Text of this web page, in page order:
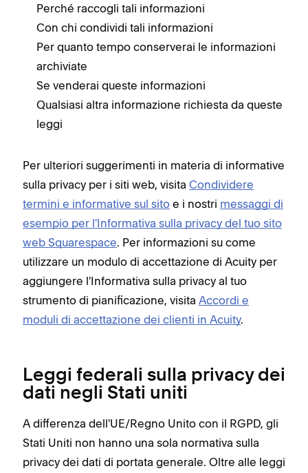
Perché raccogli tali informazioni
Con chi condividi tali informazioni
Per quanto tempo conserverai le informazioni
archiviate
Se venderai queste informazioni
Qualsiasi altra informazione richiesta da queste
leggi
Per ulteriori suggerimenti in materia di informative
sulla privacy per i siti web, visita Condividere
termini e informative sul sito e i nostri messaggi di
esempio per l'Informativa sulla privacy del tuo sito
web Squarespace. Per informazioni su come
utilizzare un modulo di accettazione di Acuity per
aggiungere l'Informativa sulla privacy al tuo
strumento di pianificazione, visita Accordi e
moduli di accettazione dei clienti in Acuity.
Leggi federali sulla privacy dei
dati negli Stati uniti
A differenza dell'UE/Regno Unito con il RGPD, gli
Stati Uniti non hanno una sola normativa sulla
privacy dei dati di portata generale. Oltre alle leggi